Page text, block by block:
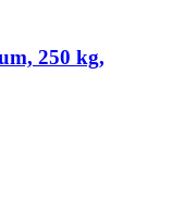
250 kg,